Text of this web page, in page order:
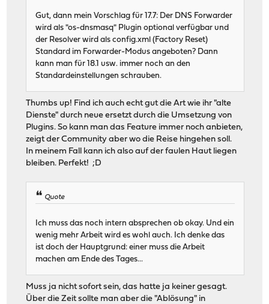
Gut, dann mein Vorschlag für 17.7: Der DNS Forwarder
wird als "os-dnsmasq" Plugin optional verfügbar und
der Resolver wird als config.xml (Factory Reset)
Standard im Forwarder-Modus angeboten? Dann
kann man für 18.1 usw. immer noch an den
Standardeinstellungen schrauben.
Thumbs up! Find ich auch echt gut die Art wie ihr "alte
Dienste" durch neue ersetzt durch die Umsetzung von
Plugins. So kann man das Feature immer noch anbieten,
zeigt der Community aber wo die Reise hingehen soll.
In meinem Fall kann ich also auf der faulen Haut liegen
bleiben. Perfekt! ;D
Quote
Ich muss das noch intern absprechen ob okay. Und ein
wenig mehr Arbeit wird es wohl auch. Ich denke das
ist doch der Hauptgrund: einer muss die Arbeit
machen am Ende des Tages...
Muss ja nicht sofort sein, das hatte ja keiner gesagt.
Über die Zeit sollte man aber die "Ablösung" in